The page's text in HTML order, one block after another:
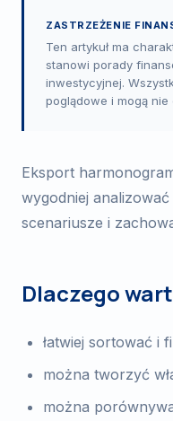
ZASTRZEŻENIE
Ten artykuł ma
stanowi porady
inwestycyjnej.
poglądowe i mogą
Eksport
wygodniej
scenariusze i
Dlaczego
łatwiej sortować i
można tworzyć
można